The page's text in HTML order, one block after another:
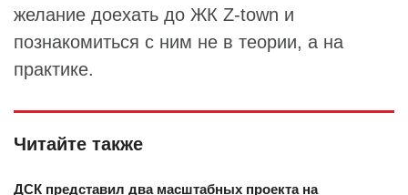
желание доехать до ЖК Z-town и
познакомиться с ним не в теории, а на
практике.
Читайте также
ДСК представил два масштабных проекта на